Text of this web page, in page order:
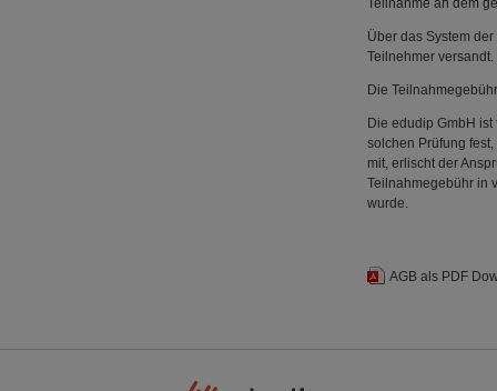
Teilnahme an dem
Über das System
Teilnehmer
Die
Die edudip GmbH
solchen Prüfung
mit, erlischt der
Teilnahmegebühr in
wurde.
AGB als PDF